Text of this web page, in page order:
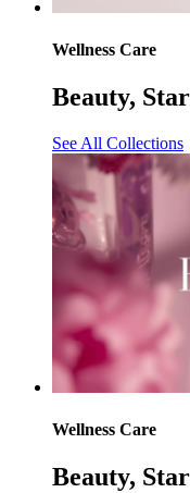
Wellness Care
Beauty,
See All Collections
Wellness Care
Beauty,